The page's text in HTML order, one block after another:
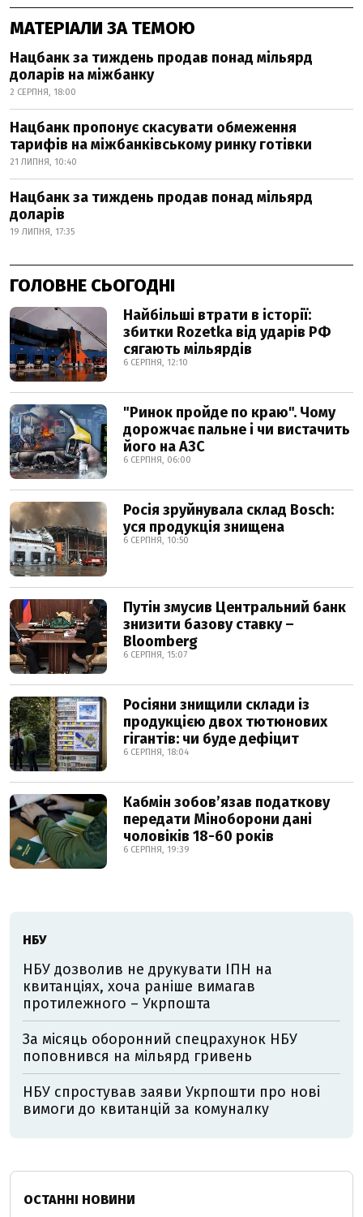
МАТЕРІАЛИ ЗА ТЕМОЮ
Нацбанк за тиждень продав понад мільярд
доларів на міжбанку
2 СЕРПНЯ, 18:00
Нацбанк пропонує скасувати обмеження
тарифів на міжбанківському ринку готівки
21 ЛИПНЯ, 10:40
Нацбанк за тиждень продав понад мільярд
доларів
19 ЛИПНЯ, 17:35
ГОЛОВНЕ СЬОГОДНІ
Найбільші втрати в історії:
збитки Rozetka від ударів РФ
сягають мільярдів
6 СЕРПНЯ, 12:10
"Ринок пройде по краю". Чому
дорожчає пальне і чи вистачить
його на АЗС
6 СЕРПНЯ, 06:00
Росія зруйнувала склад Bosch:
уся продукція знищена
6 СЕРПНЯ, 10:50
Путін змусив Центральний банк
знизити базову ставку –
Bloomberg
6 СЕРПНЯ, 15:07
Росіяни знищили склади із
продукцією двох тютюнових
гігантів: чи буде дефіцит
6 СЕРПНЯ, 18:04
Кабмін зобовʼязав податкову
передати Міноборони дані
чоловіків 18-60 років
6 СЕРПНЯ, 19:39
НБУ
НБУ дозволив не друкувати ІПН на
квитанціях, хоча раніше вимагав
протилежного – Укрпошта
За місяць оборонний спецрахунок НБУ
поповнився на мільярд гривень
НБУ спростував заяви Укрпошти про нові
вимоги до квитанцій за комуналку
ОСТАННІ НОВИНИ